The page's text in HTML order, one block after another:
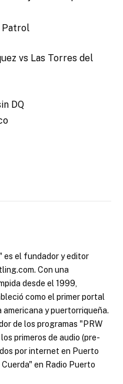
Patrol
vs Las Torres del
DQ
es el fundador y editor
Con una
desde el 1999,
como el primer portal
americana y puertorriqueña.
de los programas "PRW
primeros de audio (pre-
por internet en Puerto
en Radio Puerto